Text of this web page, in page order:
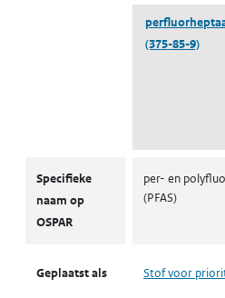
(375-85-9)
Specifieke
naam op
OSPAR
per- en
(PFAS)
Geplaatst als Stof voor